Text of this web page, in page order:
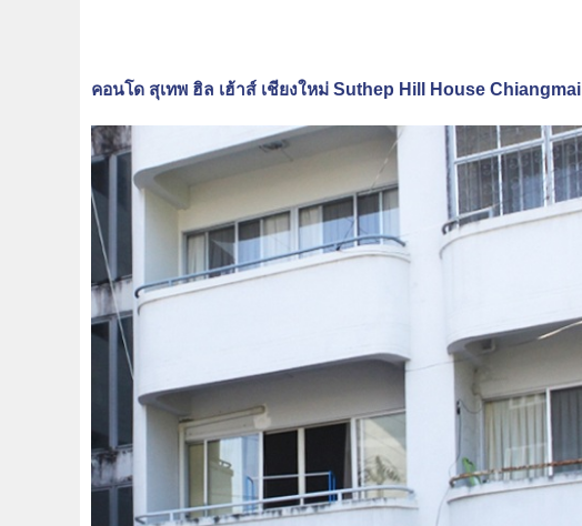
คอนโด สุเทพ ฮิล เฮ้าส์ เชียงใหม่ Suthep Hill House Chiangmai